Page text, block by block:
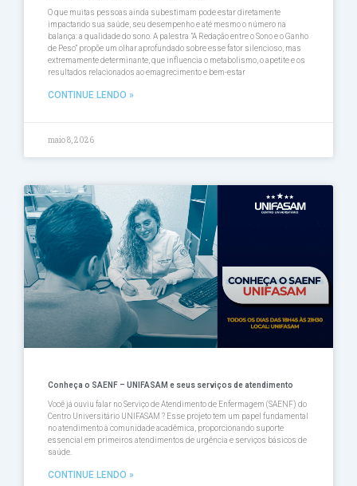
O que muitas pessoas ainda subestimam pode estar diretamente
impactando sua saúde, seu desempenho e até mesmo o número na
balança: a qualidade do sono. A palestra ”A Redação entre o Sono e o Ganho
de Peso” propõe um olhar aprofundado sobre esse fator silencioso, mas
extremamente determinante, que influencia o metabolismo, o apetite e os
resultados relacionados ao emagrecimento e bem-estar
CONTINUE LENDO »
maio 8, 2026
Conheça o SAENF – UNIFASAM e seus serviços de atendimento
Você já ouviu falar no Serviço de Atendimento de Enfermagem (SAENF) do
Centro Universitário UNIFASAM ? Esse projeto tem um papel fundamental
no atendimento à comunidade acadêmica, proporcionando suporte
essencial em primeiros atendimentos de urgência e serviços básicos de
saúde.
CONTINUE LENDO »